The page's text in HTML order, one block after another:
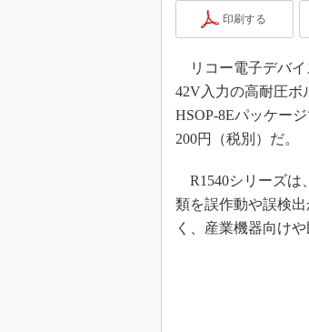
高
ズ編
め
「
最
計
印刷する
リコー電子デバイ
42V入力の高耐圧ボ
HSOP-8Eパッケー
200円（税別）だ。
R1540シリーズは
類を誤作動や誤検
く、産業機器向け